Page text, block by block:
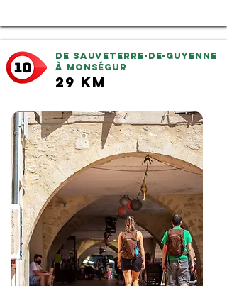
De Sauveterre-de-Guyenne
à Monségur
29 km